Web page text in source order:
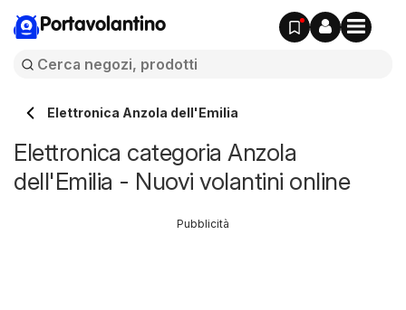
Portavolantino
Elettronica Anzola dell'Emilia
Elettronica categoria Anzola
dell'Emilia - Nuovi volantini online
Pubblicità